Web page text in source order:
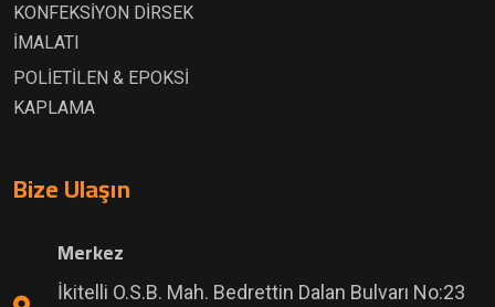
KONFEKSİYON DİRSEK
İMALATI
POLİETİLEN & EPOKSİ
KAPLAMA
Bize Ulaşın
Merkez
İkitelli O.S.B. Mah. Bedrettin Dalan Bulvarı No:23